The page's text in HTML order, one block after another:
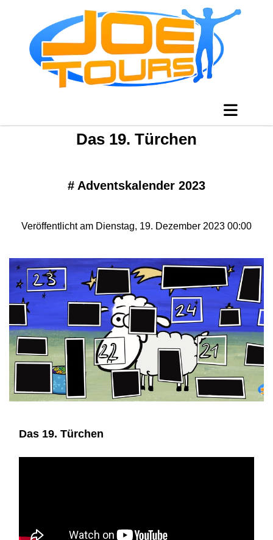
Das 19. Türchen
# Adventskalender 2023
Veröffentlicht am Dienstag, 19. Dezember 2023 00:00
Das 19. Türchen